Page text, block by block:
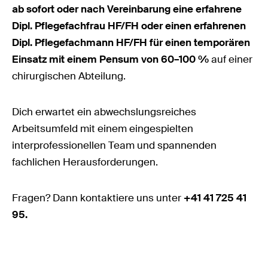
ab sofort oder nach Vereinbarung eine erfahrene
Dipl. Pflegefachfrau HF/FH oder einen erfahrenen
Dipl. Pflegefachmann HF/FH für einen temporären
Einsatz mit einem Pensum von 60–100 %auf einer
chirurgischen Abteilung.
Dich erwartet ein abwechslungsreiches
Arbeitsumfeld mit einem eingespielten
interprofessionellen Team und spannenden
fachlichen Herausforderungen.
Fragen? Dann kontaktiere uns unter +41 41 725 41
95.